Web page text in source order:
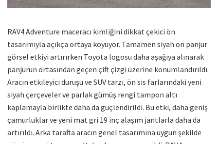
RAV4 Adventure maceracı kimliğini dikkat çekici ön
tasarımıyla açıkça ortaya koyuyor. Tamamen siyah ön panjur
görsel etkiyi artırırken Toyota logosu daha aşağıya alınarak
panjurun ortasından geçen çift çizgi üzerine konumlandırıldı.
Aracın etkileyici duruşu ve SUV tarzı, ön sis farlarındaki yeni
siyah çerçeveler ve parlak gümüş rengi tampon altı
kaplamayla birlikte daha da güçlendirildi. Bu etki, daha geniş
çamurluklar ve yeni mat gri 19 inç alaşım jantlarla daha da
artırıldı. Arka tarafta aracın genel tasarımına uygun şekilde